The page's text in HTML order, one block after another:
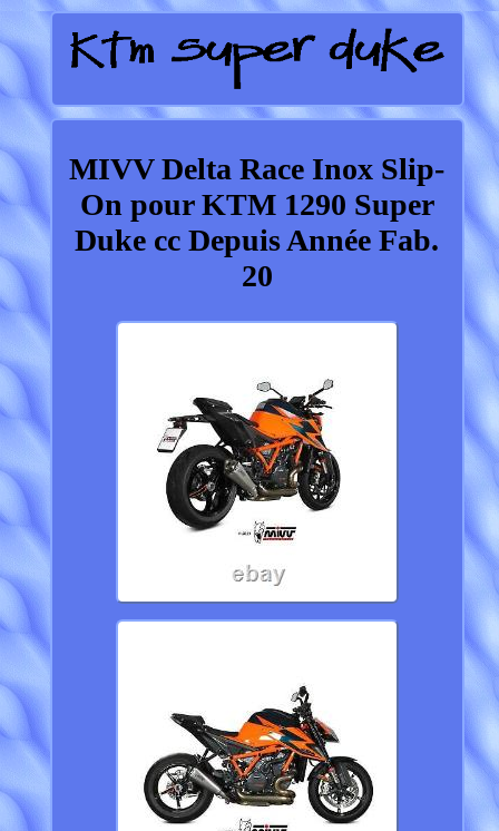
MIVV Delta Race Inox Slip-
On pour KTM 1290 Super
Duke cc Depuis Année Fab.
20